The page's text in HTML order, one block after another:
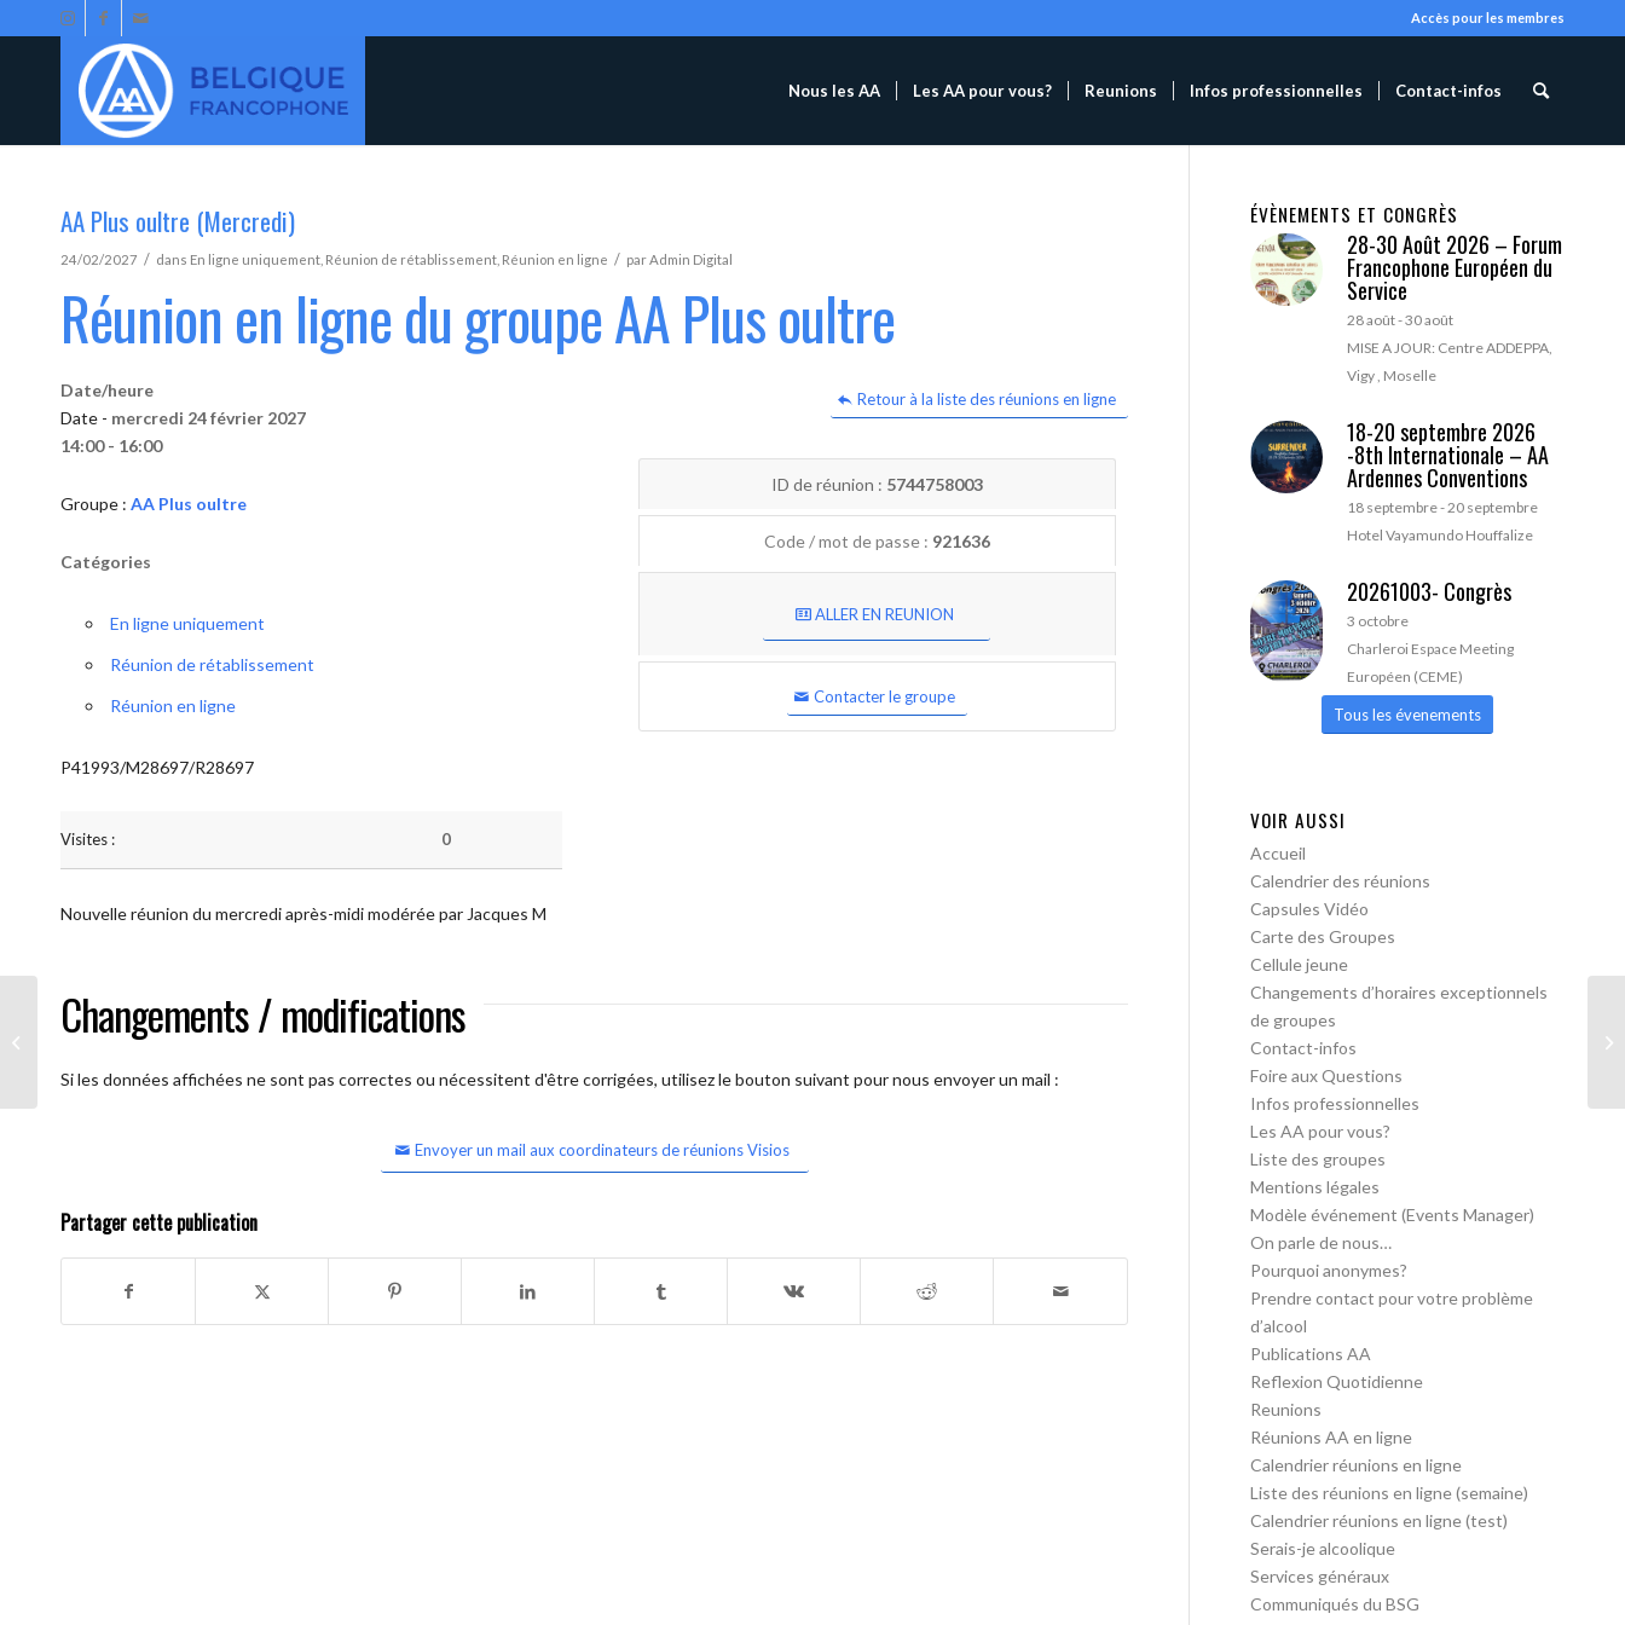
Accès pour les membres
Nous les AA Les AA pour vous? Reunions Infos professionnelles Contact-infos
AA Plus oultre (Mercredi)
24/02/2027 / dans En ligne uniquement Réunion de rétablissement Réunion en ligne / parAdmin Digital
Réunion en ligne du groupe AA Plus oultre
Retour à la liste des réunions en ligne
Date/heure
Date - mercredi 24 février 2027
14:00 - 16:00
Groupe : AA Plus oultre
Catégories
En ligne uniquement
Réunion de rétablissement
Réunion en ligne
P41993/M28697/R28697
Visites : 0
ID de réunion : 5744758003
Code / mot de passe : 921636
ALLER EN REUNION
Contacter le groupe
Nouvelle réunion du mercredi après-midi modérée par Jacques M
Changements / modifications
Si les données affichées ne sont pas correctes ou nécessitent d'être corrigées, utilisez le bouton suivant pour nous envoyer un mail :
Envoyer un mail aux coordinateurs de réunions Visios
Partager cette publication
ÉVÈNEMENTS ET CONGRÈS
28-30 Août 2026 – Forum
Francophone Européen du
Service
28 août-30 août
MISE A JOUR: Centre ADDEPPA,
Vigy , Moselle
18-20 septembre 2026
-8th Internationale – AA
Ardennes Conventions
18 septembre-20 septembre
Hotel Vayamundo Houffalize
20261003- Congrès
3 octobre
Charleroi Espace Meeting
Européen (CEME)
Tous les évenements
VOIR AUSSI
Accueil
Calendrier des réunions
Capsules Vidéo
Carte des Groupes
Cellule jeune
Changements d’horaires exceptionnels
de groupes
Contact-infos
Foire aux Questions
Infos professionnelles
Les AA pour vous?
Liste des groupes
Mentions légales
Modèle événement (Events Manager)
On parle de nous…
Pourquoi anonymes?
Prendre contact pour votre problème
d’alcool
Publications AA
Reflexion Quotidienne
Reunions
Réunions AA en ligne
Calendrier réunions en ligne
Liste des réunions en ligne (semaine)
Calendrier réunions en ligne (test)
Serais-je alcoolique
Services généraux
Communiqués du BSG
AA Plus oultre (Mercredi)